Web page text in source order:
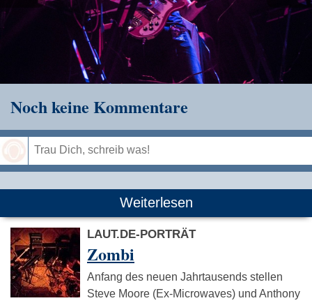
Noch keine Kommentare
Weiterlesen
LAUT.DE-PORTRÄT
Zombi
Anfang des neuen Jahrtausends stellen
Steve Moore (Ex-Microwaves) und Anthony